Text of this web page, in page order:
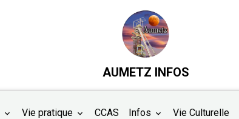
AUMETZ INFOS
Vie pratique CCAS Infos Vie Culturelle